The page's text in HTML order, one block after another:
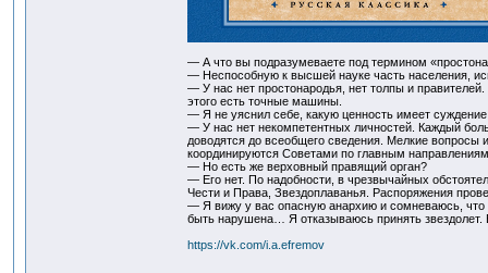
— А что вы подразумеваете под термином
— Неспособную к высшей науке часть населения,
— У нас нет простонародья, нет толпы и
этого есть точные машины.
— Я не уяснил себе, какую ценность имеет
— У нас нет некомпетентных личностей. Каждый
доводятся до всеобщего сведения. Мелкие
координируются Советами по главным
— Но есть же верховный правящий орган?
— Его нет. По надобности, в чрезвычайных
Чести и Права, Звездоплаванья. Распоряжения
— Я вижу у вас опасную анархию и сомневаюсь, что
быть нарушена… Я отказываюсь принять звездолет.
https://vk.com/i.a.efremov